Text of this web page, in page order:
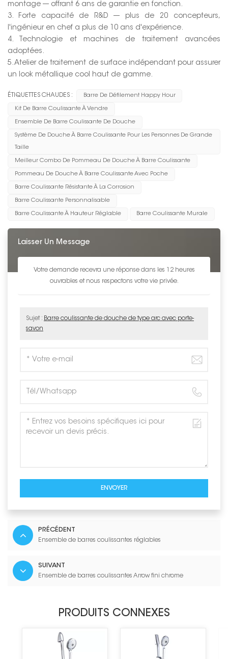
montage --- offrant 6 ans de garantie en fonction.
3. Forte capacité de R&D --- plus de 20 concepteurs,
l'ingénieur en chef a plus de 10 ans d'expérience.
4. Technologie et machines de traitement avancées
adoptées.
5. Atelier de traitement de surface indépendant pour assurer
un look métallique cool haut de gamme.
ÉTIQUETTES CHAUDES : Barre De Défilement Happy Hour
Kit De Barre Coulissante À Vendre
Ensemble De Barre Coulissante De Douche
Système De Douche À Barre Coulissante Pour Les Personnes De Grande
Taille
Meilleur Combo De Pommeau De Douche À Barre Coulissante
Pommeau De Douche À Barre Coulissante Avec Poche
Barre Coulissante Résistante À La Corrosion
Barre Coulissante Personnalisable
Barre Coulissante À Hauteur Réglable Barre Coulissante Murale
Laisser Un Message
Votre demande recevra une réponse dans les 12 heures
ouvrables et nous respectons votre vie privée.
Sujet : Barre coulissante de douche de type arc avec porte-
savon
ENVOYER
PRÉCÉDENT
Ensemble de barres coulissantes réglables
SUIVANT
Ensemble de barres coulissantes Arrow fini chrome
PRODUITS CONNEXES